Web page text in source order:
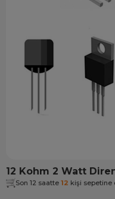
12 Kohm 2 Watt
Son 12 saatte 12 kişi sepetine